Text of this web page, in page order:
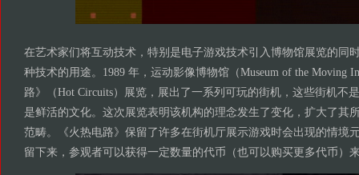
在艺术家们将互动技术，特别是电子游戏技术引入博物馆展览的同
种技术的用途。1989 年，运动影像博物馆（Museum of the Moving
路》（Hot Circuits）展览，展出了一系列可玩的街机，这些街机不
是鲜活的文化。这次展览表明该机构的理念发生了变化，扩大了其
范畴。《火热电路》保留了许多在街机厅展示游戏时会出现的情境
留下来，参观者可以获得一定数量的代币（也可以购买更多代币）